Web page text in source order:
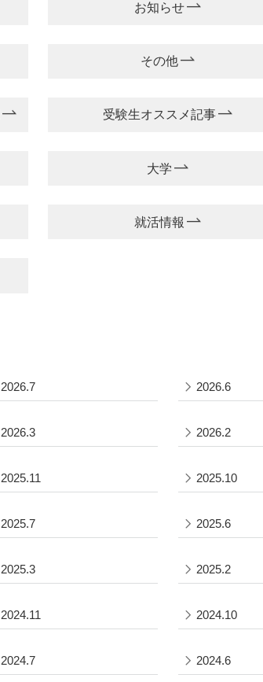
お知らせ
その他
受験生オススメ記事
大学
就活情報
2026.7 2026.6
2026.3 2026.2
2025.11 2025.10
2025.7 2025.6
2025.3 2025.2
2024.11 2024.10
2024.7 2024.6